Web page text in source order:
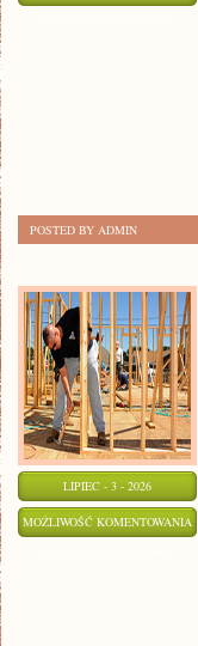
POSTED BY ADMIN
LIPIEC - 3 - 2026
MOŻLIWOŚĆ KOMENTOWANIA